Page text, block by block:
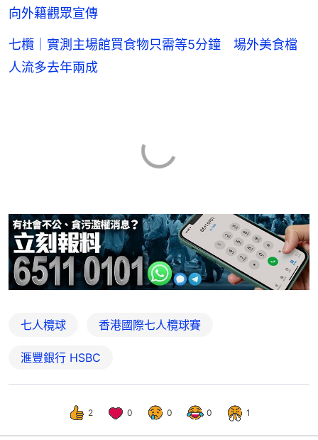
向外籍觀眾宣傳
七欖｜實測主場館買食物只需等5分鐘 場外美食檔
人流多去年兩成
七人欖球 香港國際七人欖球賽
滙豐銀行 HSBC
2 0 0 0 1